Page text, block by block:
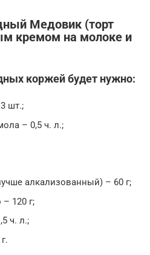
Медовик (торт
кремом на молоке и
коржей будет нужно:
шт.;
– 0,5 ч. л.;
алкализованный) – 60 г;
120 г;
ч. л.;